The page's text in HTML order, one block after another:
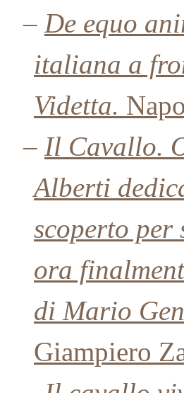
– De equo
italiana a
Videtta.
– Il Cavallo.
Alberti
scoperto
ora
di Mario
Giampiero